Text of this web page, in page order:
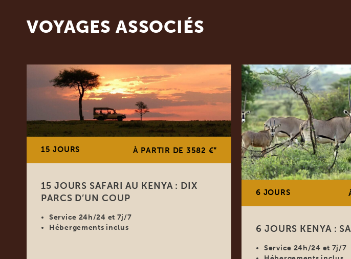
VOYAGES ASSOCIÉS
15 JOURS À PARTIR DE 3582 €*
15 JOURS SAFARI AU KENYA : DIX
PARCS D’UN COUP
Service 24h/24 et 7j/7
Hébergements inclus
6 JOURS
6 JOURS KENYA :
Service 24h/24 et 7j/7